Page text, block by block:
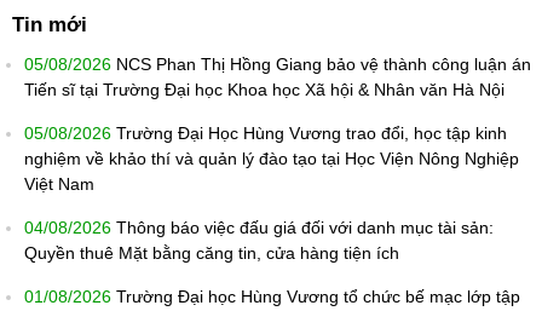
Tin mới
05/08/2026 NCS Phan Thị Hồng Giang bảo vệ thành công luận án
Tiến sĩ tại Trường Đại học Khoa học Xã hội & Nhân văn Hà Nội
05/08/2026 Trường Đại Học Hùng Vương trao đổi, học tập kinh
nghiệm về khảo thí và quản lý đào tạo tại Học Viện Nông Nghiệp
Việt Nam
04/08/2026 Thông báo việc đấu giá đối với danh mục tài sản:
Quyền thuê Mặt bằng căng tin, cửa hàng tiện ích
01/08/2026 Trường Đại học Hùng Vương tổ chức bế mạc lớp tập